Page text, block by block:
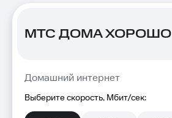
МТС ДОМА ХОРОШО
Домашний интернет
Выберите скорость, Мбит/сек: